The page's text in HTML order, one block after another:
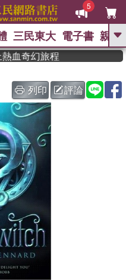
5
GO
、 如果歷史是一群喵 、 暑期
國際布克獎 臺灣漫遊錄 、 方
台灣的李登輝時代
猜想
偉大的迷走神經
三民東大 電子書 親子
血奇幻旅程
列印
評論